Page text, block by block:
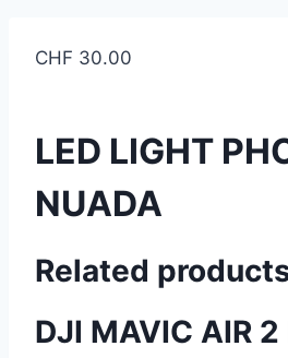
CHF 30.00
LED LIGHT
NUADA
Related
DJI MAVIC AIR 2